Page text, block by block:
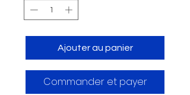
Ajouter au panier
Commander et payer